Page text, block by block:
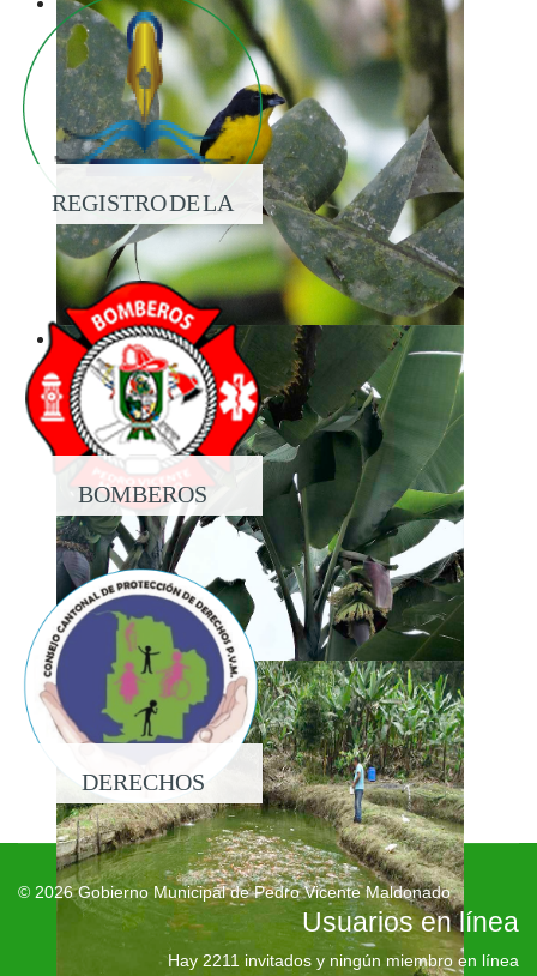
REGISTRO DE LA
PROPIEDAD
BOMBEROS
DERECHOS
© 2026 Gobierno Municipal de Pedro Vicente Maldonado
Usuarios en línea
Hay 2211 invitados y ningún miembro en línea